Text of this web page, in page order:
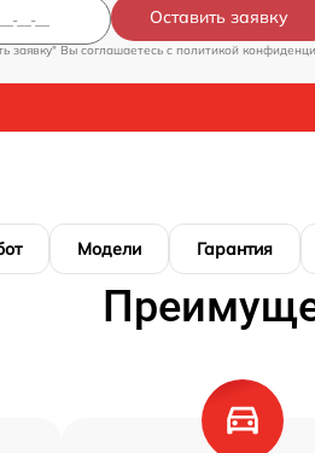
Оставить заявку
заявку" Вы соглашаетесь c политикой
Модели Гарантия